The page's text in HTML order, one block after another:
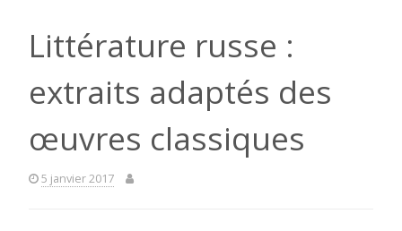
Littérature russe :
extraits adaptés des
œuvres classiques
5 janvier 2017